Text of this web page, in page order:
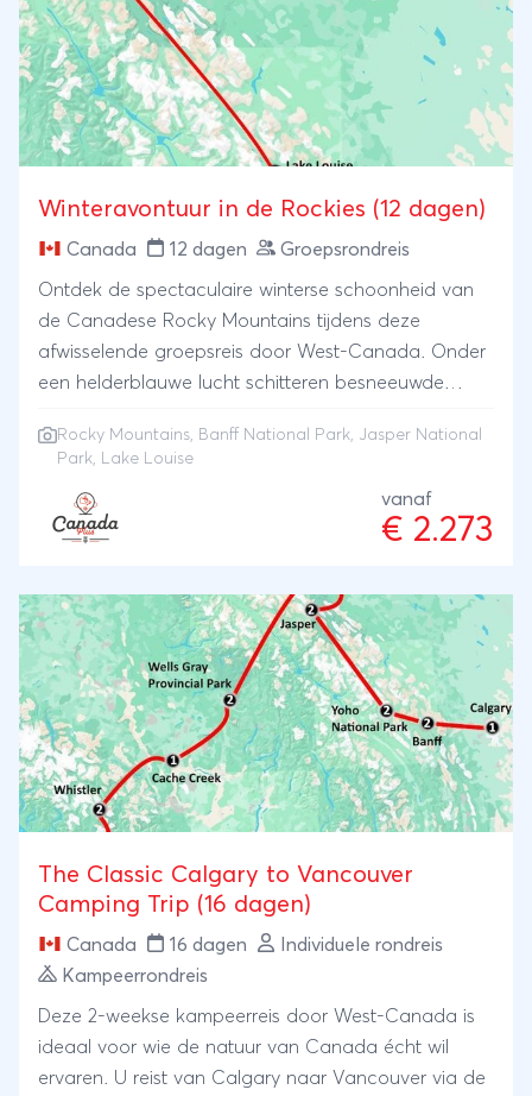
Prachtige fjorden, besneeuwde bergtoppen,
glashelder water en misschien ziet u onderweg nog
een walvis.
Winteravontuur in de Rockies (12 dagen)
Canada 12 dagen Groepsrondreis
Ontdek de spectaculaire winterse schoonheid van
de Canadese Rocky Mountains tijdens deze
afwisselende groepsreis door West-Canada. Onder
een helderblauwe lucht schitteren besneeuwde
bossen die onder een witte deken lijken te slapen.
van Banff, Lake Louise en Jasper: wandelen met of
zonder sneeuwschoenen, schaatsen, fietsen met “fat
bergdorpjes. De reis wordt begeleid door een
ervaren gids en biedt de perfecte balans tussen
natuur, ontspanning en lichte activiteit. We
overnachten in comfortabele hotels en reizen in een
minibus met een kleine internationale groep. Deze
winter groepsreis door Canada laat ons de Rockies
op een bijzondere manier beleven, met veel vrijheid,
frisse berglucht en een vleugje avontuur.
Rocky Mountains, Banff National Park, Jasper National
Park, Lake Louise
vanaf
€ 2.273
The Classic Calgary to Vancouver
Camping Trip (16 dagen)
Canada 16 dagen
Individuele rondreis
Kampeerrondreis
Deze 2-weekse kampeerreis door West-Canada is
ideaal voor wie de natuur van Canada écht wil
ervaren. U reist van Calgary naar Vancouver via de